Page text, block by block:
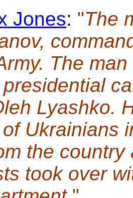
Jones: "The
The
Lyashko.
Ukrainians
the
took over